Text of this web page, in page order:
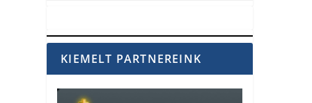
KIEMELT PARTNEREINK